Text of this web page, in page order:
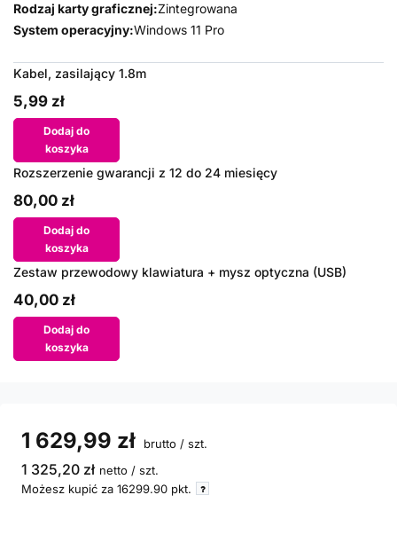
Rodzaj karty graficznej:Zintegrowana
System operacyjny:Windows 11 Pro
Kabel, zasilający 1.8m
5,99 zł
Dodaj do
koszyka
Rozszerzenie gwarancji z 12 do 24 miesięcy
80,00 zł
Dodaj do
koszyka
Zestaw przewodowy klawiatura + mysz optyczna (USB)
40,00 zł
Dodaj do
koszyka
1 629,99 zł brutto / szt.
1 325,20 zł netto / szt.
Możesz kupić za 16299.90 pkt.